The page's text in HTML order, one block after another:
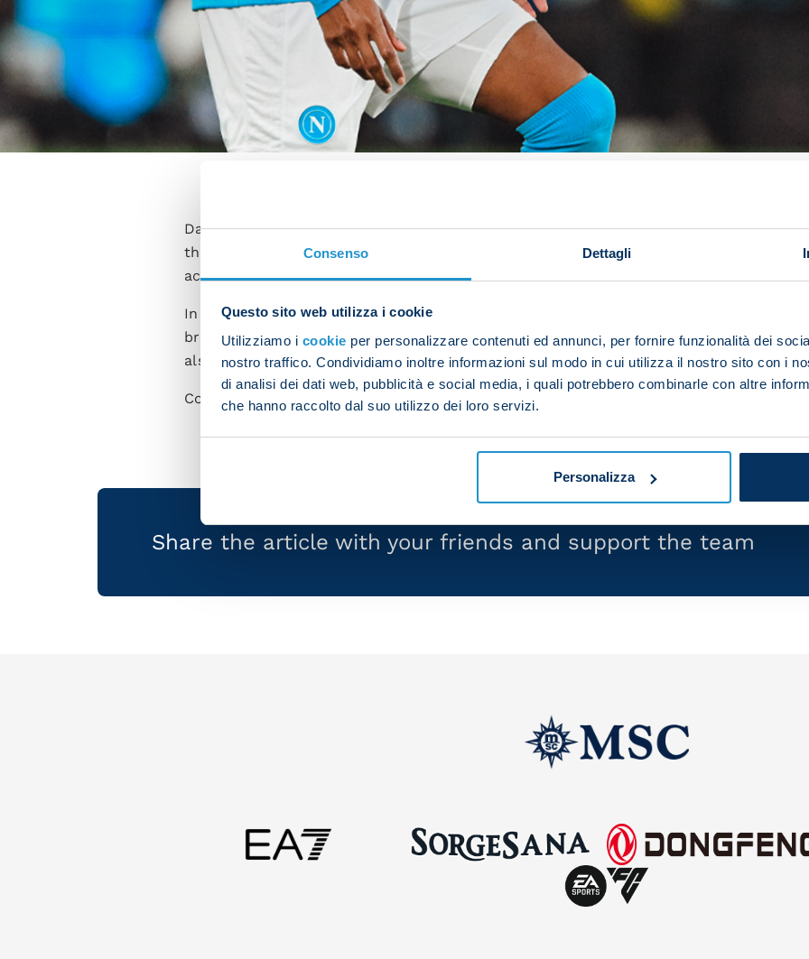
Consenso Dettagli
Questo sito web utilizza i cookie
Utilizziamo i cookie per personalizzare contenuti ed annunci, per fornire funzionalità dei
nostro traffico. Condividiamo inoltre informazioni sul modo in cui utilizza il nostro sito con i
di analisi dei dati web, pubblicità e social media, i quali potrebbero combinarle con altre
che hanno raccolto dal suo utilizzo dei loro servizi.
Personalizza
David Neres has been voted Player of the Month for December by Napoli’s fans. By
the Azzurri’s supporters determined that our talented Brazilian forward was worthy
accolade.
In December, David took centre stage with a series of wonderful performances, the
brace in the Italian Super Cup final against Bologna as well as a goal in the semi-
also provided an assist in Napoli’s victory against Juventus at the Maradona.
Congratulations to David, POTM for December powered by MSC!
Share the article with your friends and support the team